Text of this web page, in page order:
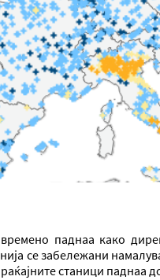
паднаа како
се забележани
станици паднаа